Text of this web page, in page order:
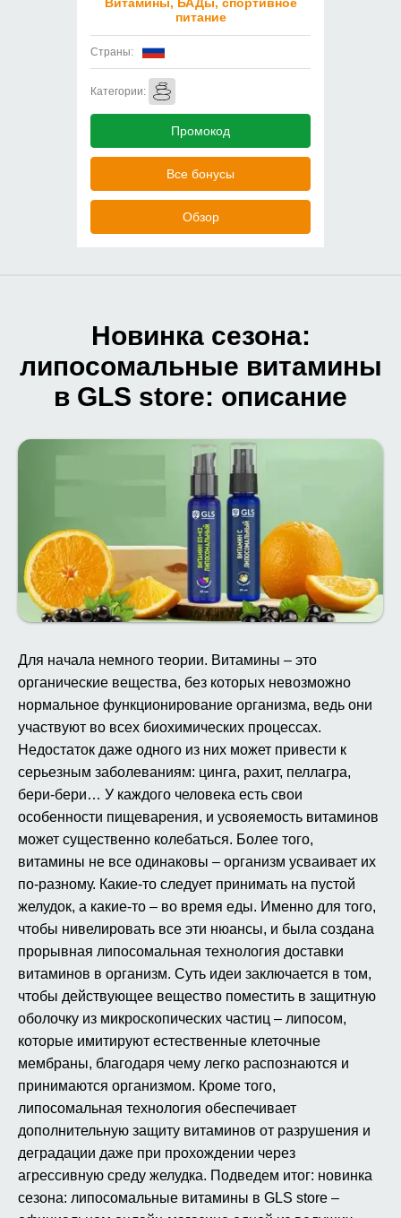
Витамины, БАДы, спортивное
питание
Страны:
Категории:
Промокод
Все бонусы
Обзор
Новинка сезона:
липосомальные витамины
в GLS store: описание
Для начала немного теории. Витамины – это
органические вещества, без которых невозможно
нормальное функционирование организма, ведь они
участвуют во всех биохимических процессах.
Недостаток даже одного из них может привести к
серьезным заболеваниям: цинга, рахит, пеллагра,
бери-бери… У каждого человека есть свои
особенности пищеварения, и усвояемость витаминов
может существенно колебаться. Более того,
витамины не все одинаковы – организм усваивает их
по-разному. Какие-то следует принимать на пустой
желудок, а какие-то – во время еды. Именно для того,
чтобы нивелировать все эти нюансы, и была создана
прорывная липосомальная технология доставки
витаминов в организм. Суть идеи заключается в том,
чтобы действующее вещество поместить в защитную
оболочку из микроскопических частиц – липосом,
которые имитируют естественные клеточные
мембраны, благодаря чему легко распознаются и
принимаются организмом. Кроме того,
липосомальная технология обеспечивает
дополнительную защиту витаминов от разрушения и
деградации даже при прохождении через
агрессивную среду желудка. Подведем итог: новинка
сезона: липосомальные витамины в GLS store –